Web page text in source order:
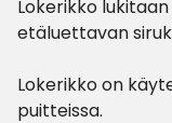
Lokerikko
etäluettavan
Lokerikko on